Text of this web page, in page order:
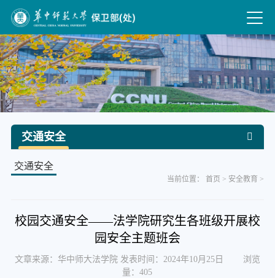
交通安全
交通安全
当前位置：首页 > 安全教育 >
校园交通安全——法学院研究生各班级开展校
园安全主题班会
文章来源：华中师大法学院 发表时间：2024年10月25日 浏览
量：405